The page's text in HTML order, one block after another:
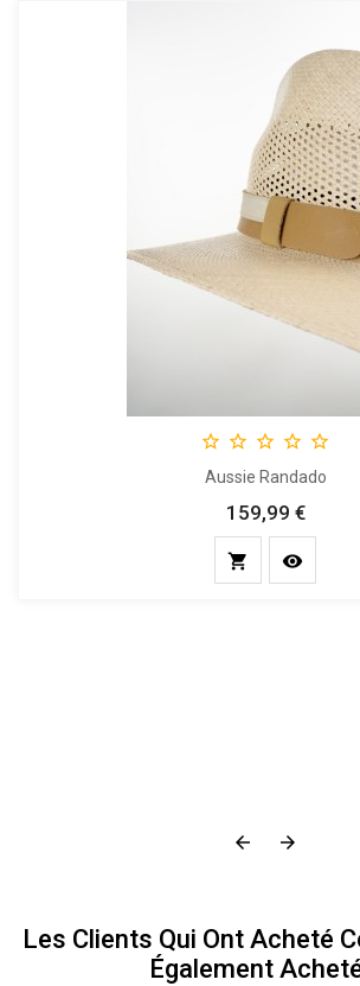
    
Aussie Randado
Prix
159,99 €
 
 
Les Clients Qui Ont Acheté
Également